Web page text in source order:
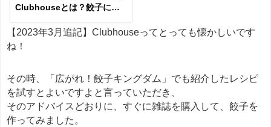
Clubhouseとは？餃子につ
【2023年3月追記】Clubhouseってとっても懐かしいです
ね！
その時、「広がれ！餃子キングダム」でも紹介したレシピ
を試すとよいですよと言っていただき、
そのアドバイスどおりに、すぐに雑誌を購入して、餃子を
作ってみました。